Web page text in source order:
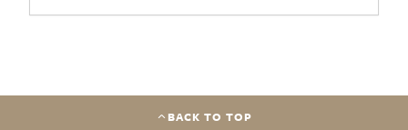
BACK TO TOP